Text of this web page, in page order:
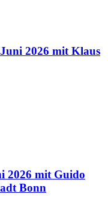
2026 mit Klaus
2026 mit Guido
Bonn